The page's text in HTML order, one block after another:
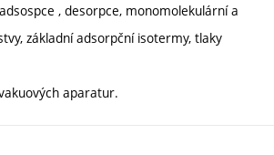
, desorpce, monomolekulární a
základní adsorpční isotermy, tlaky
aparatur.